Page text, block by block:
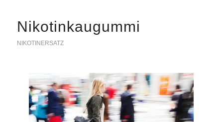
Nikotinkaugummi
NIKOTINERSATZ